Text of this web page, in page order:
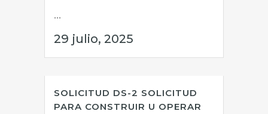
...
29 julio, 2025
SOLICITUD DS-2 SOLICITUD
PARA CONSTRUIR U OPERAR